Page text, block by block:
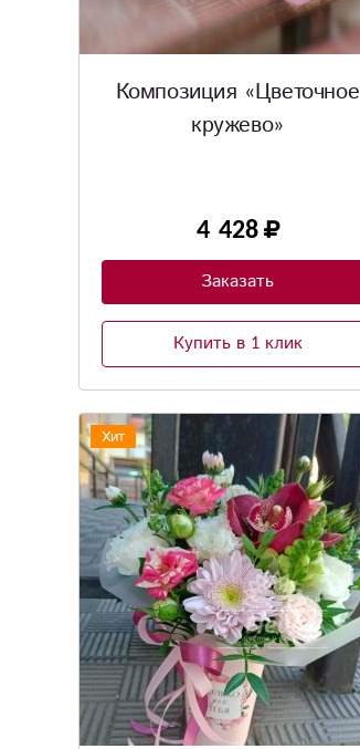
Композиция «Цветочное
кружево»
4 428
Заказать
Купить в 1 клик
Хит